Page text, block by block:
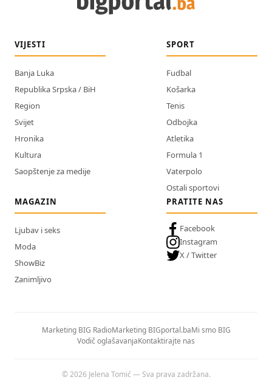
VIJESTI
Banja Luka
Republika Srpska / BiH
Region
Svijet
Hronika
Kultura
Saopštenje za medije
SPORT
Fudbal
Košarka
Tenis
Odbojka
Atletika
Formula 1
Vaterpolo
Ostali sportovi
MAGAZIN
Ljubav i seks
Moda
ShowBiz
Zanimljivo
PRATITE NAS
Facebook
Instagram
X / Twitter
Marketing BIG RadioMarketing BIGportal.baMi smo BIG
Vodič oglašavanjaKontaktirajte nas
© 2026 Jelena Tomić — Sva prava zadržana.